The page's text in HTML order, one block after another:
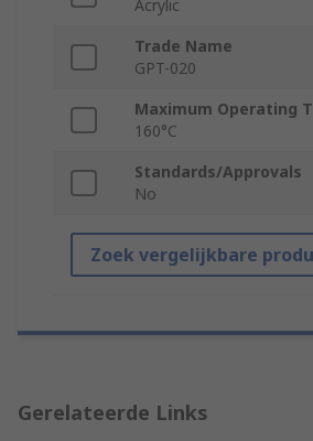
Acrylic
Trade Name
GPT-020
Maximum Operating
160°C
Standards/Approvals
No
Zoek vergelijkbare
Gerelateerde Links